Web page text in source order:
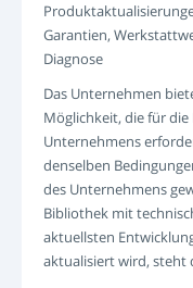
ECU-
ANMELDEN
REGISTRIERUNG
Garantien,
Diagnose
Das Unternehmen
Möglichkeit, die für
Unternehmens
denselben
des Unternehmens
Bibliothek mit
aktuellsten
aktualisiert wird, steht